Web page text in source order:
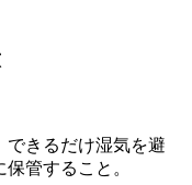
きるだけ湿気を避
管すること。